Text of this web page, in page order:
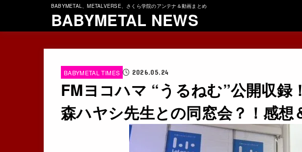
BABYMETAL、METALVERSE、さくら学院のアンテナ＆動画まとめ
BABYMETAL NEWS
BABYMETAL TIMES 2026.05.24
FMヨコハマ “うるねむ”公開収録
森ハヤシ先生との同窓会？！感想